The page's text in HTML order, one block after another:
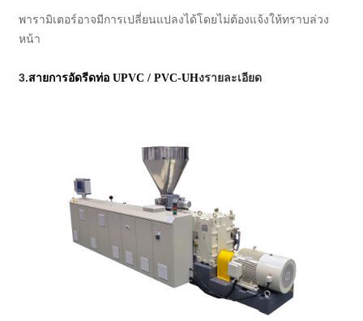
พารามิเตอร์อาจมีการเปลี่ยนแปลงได้โดยไม่ต้องแจ้งให้ทราบล่วง
หน้า
3.สายการอัดรีดท่อ UPVC / PVC-UHงรายละเอียด